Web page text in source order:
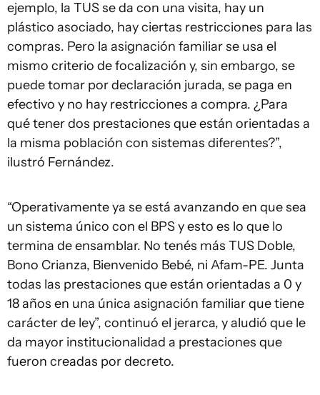
ejemplo, la TUS se da con una visita, hay un
plástico asociado, hay ciertas restricciones para las
compras. Pero la asignación familiar se usa el
mismo criterio de focalización y, sin embargo, se
puede tomar por declaración jurada, se paga en
efectivo y no hay restricciones a compra. ¿Para
qué tener dos prestaciones que están orientadas a
la misma población con sistemas diferentes?”,
ilustró Fernández.
“Operativamente ya se está avanzando en que sea
un sistema único con el BPS y esto es lo que lo
termina de ensamblar. No tenés más TUS Doble,
Bono Crianza, Bienvenido Bebé, ni Afam-PE. Junta
todas las prestaciones que están orientadas a 0 y
18 años en una única asignación familiar que tiene
carácter de ley”, continuó el jerarca, y aludió que le
da mayor institucionalidad a prestaciones que
fueron creadas por decreto.